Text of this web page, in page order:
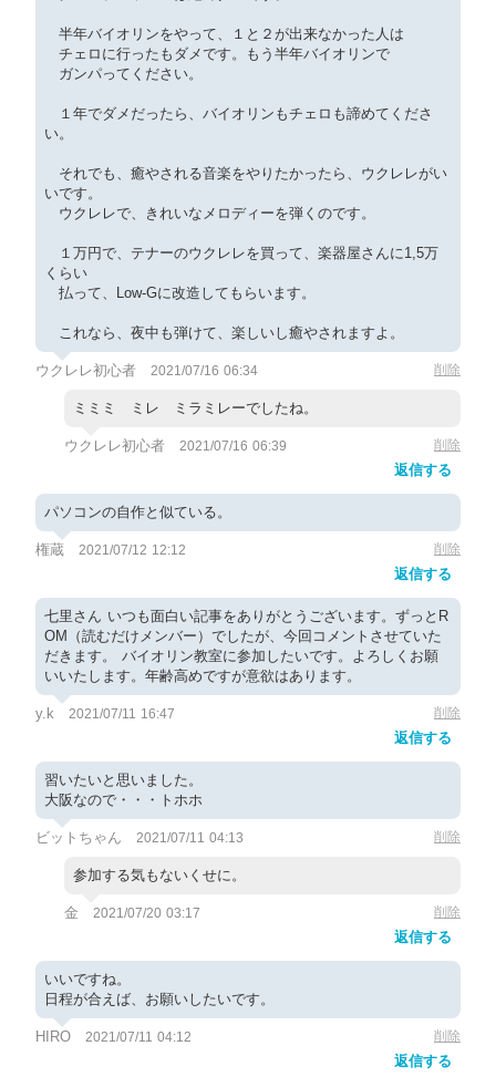
半年バイオリンをやって、１と２が出来なかった人は
チェロに行ったもダメです。もう半年バイオリンで
ガンパってください。
１年でダメだったら、バイオリンもチェロも諦めてくださ
い。
それでも、癒やされる音楽をやりたかったら、ウクレレがい
いです。
ウクレレで、きれいなメロディーを弾くのです。
１万円で、テナーのウクレレを買って、楽器屋さんに1,5万
くらい
払って、Low-Gに改造してもらいます。
これなら、夜中も弾けて、楽しいし癒やされますよ。
ウクレレ初心者 2021/07/16 06:34 削除
ミミミ ミレ ミラミレーでしたね。
ウクレレ初心者 2021/07/16 06:39 削除
返信する
パソコンの自作と似ている。
権蔵 2021/07/12 12:12 削除
返信する
七里さん いつも面白い記事をありがとうございます。ずっとR
OM（読むだけメンバー）でしたが、今回コメントさせていた
だきます。 バイオリン教室に参加したいです。よろしくお願
いいたします。年齢高めですが意欲はあります。
y.k 2021/07/11 16:47 削除
返信する
習いたいと思いました。
大阪なので・・・トホホ
ビットちゃん 2021/07/11 04:13 削除
参加する気もないくせに。
金 2021/07/20 03:17 削除
返信する
いいですね。
日程が合えば、お願いしたいです。
HIRO 2021/07/11 04:12 削除
返信する